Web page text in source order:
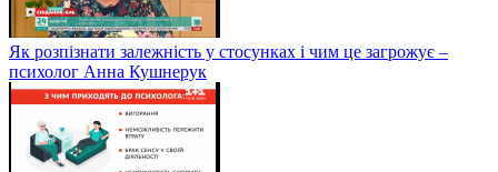
Як розпізнати залежність у стосунках і чим це загрожує –
психолог Анна Кушнерук